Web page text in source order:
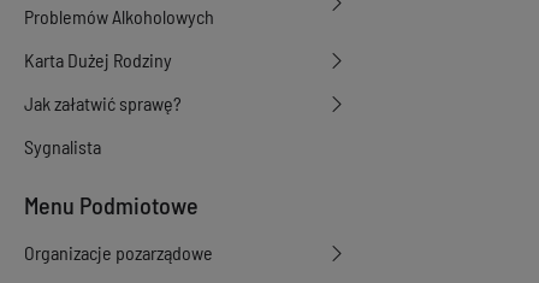
Problemów Alkoholowych
Karta Dużej Rodziny
Jak załatwić sprawę?
Sygnalista
Menu Podmiotowe
Organizacje pozarządowe